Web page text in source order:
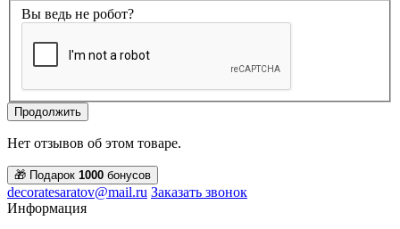
Вы ведь не робот?
Продолжить
Нет отзывов об этом товаре.
🎁 Подарок 1000 бонусов
decoratesaratov@mail.ru Заказать звонок
Информация